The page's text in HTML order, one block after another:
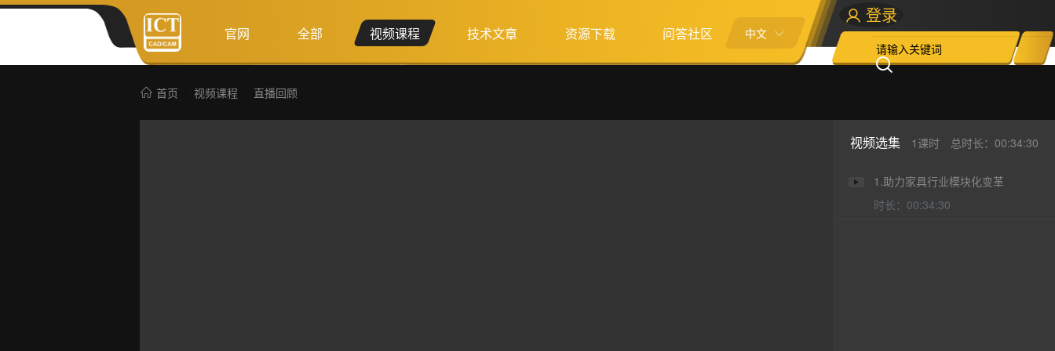
官网 全部 视频课程 技术文章 资源下载 问答社区 中文
登录
首页 视频课程 直播回顾
视频选集 1课时 总时长：00:34:30
1.助力家具行业模块化变革
时长：00:34:30